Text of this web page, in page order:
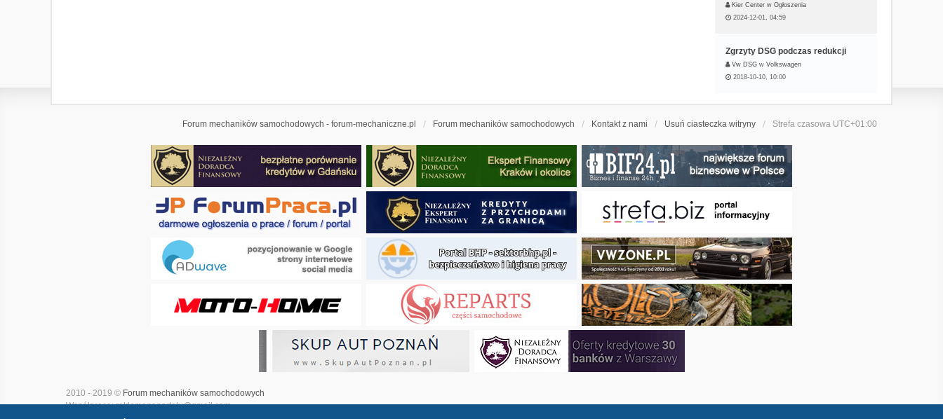
Kier Center w Ogłoszenia
2024-12-01, 04:59
Zgrzyty DSG podczas redukcji
Vw DSG w Volkswagen
2018-10-10, 10:00
Forum mechaników samochodowych - forum-mechaniczne.pl Forum mechaników samochodowych Kontakt z nami Usuń ciasteczka witryny Strefa czasowa UTC+01:00
2010 - 2019 © Forum mechaników samochodowych
Współpraca: reklamanaportalu@gmail.com